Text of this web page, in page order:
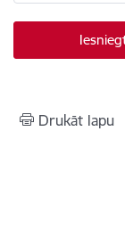
Drukāt lapu